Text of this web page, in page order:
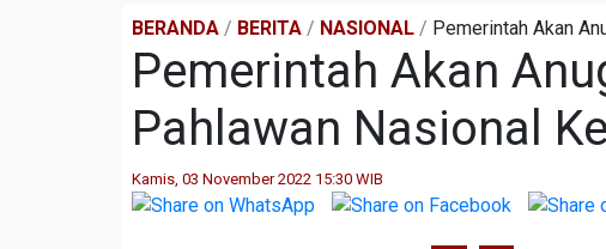
BERANDA / BERITA / NASIONAL / Pemerintah Akan
Pemerintah Akan
Pahlawan Nasional
Kamis, 03 November 2022 15:30 WIB